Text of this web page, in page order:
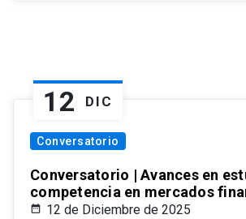
12 DIC
Conversatorio
Conversatorio | Avances en
competencia en mercados
12 de Diciembre de 2025